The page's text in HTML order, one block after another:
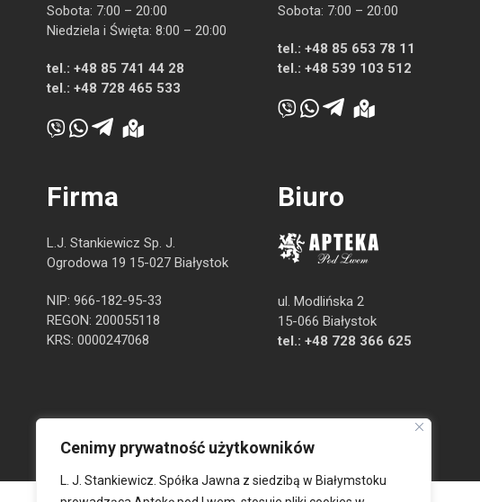
Cenimy prywatność użytkowników
L. J. Stankiewicz. Spółka Jawna z siedzibą w Białymstoku
Sobota: 7:00 – 20:00
Niedziela i Święta: 8:00 – 20:00
tel.: +48 85 741 44 28
tel.: +48 728 465 533
Sobota: 7:00 – 20:00
tel.: +48 85 653 78 11
tel.: +48 539 103 512
Firma
L.J. Stankiewicz Sp. J.
Ogrodowa 19 15-027 Białystok
NIP: 966-182-95-33
REGON: 200055118
KRS: 0000247068
Biuro
ul. Modlińska 2
15-066 Białystok
tel.: +48 728 366 625